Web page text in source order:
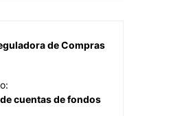
de Compras
cuentas de fondos